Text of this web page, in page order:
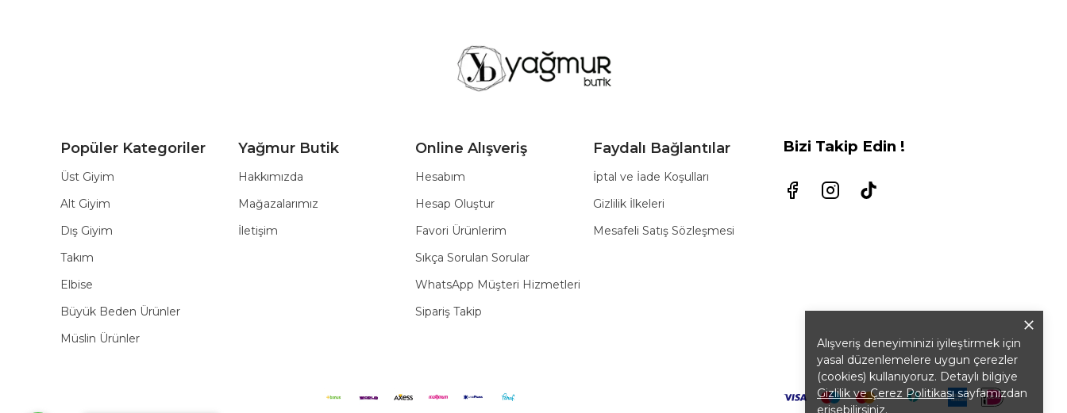
Alışveriş deneyiminizi iyileştirmek için
yasal düzenlemelere uygun çerezler
(cookies) kullanıyoruz. Detaylı bilgiye
Gizlilik ve Çerez Politikasısayfamızdan
erişebilirsiniz.
Popüler Kategoriler
Üst Giyim
Alt Giyim
Dış Giyim
Takım
Elbise
Büyük Beden Ürünler
Müslin Ürünler
Yağmur Butik
Hakkımızda
Mağazalarımız
İletişim
Online Alışveriş
Hesabım
Hesap Oluştur
Favori Ürünlerim
Sıkça Sorulan Sorular
WhatsApp Müşteri Hizmetleri
Sipariş Takip
Faydalı Bağlantılar
İptal ve İade Koşulları
Gizlilik İlkeleri
Mesafeli Satış Sözleşmesi
Bizi Takip Edin !